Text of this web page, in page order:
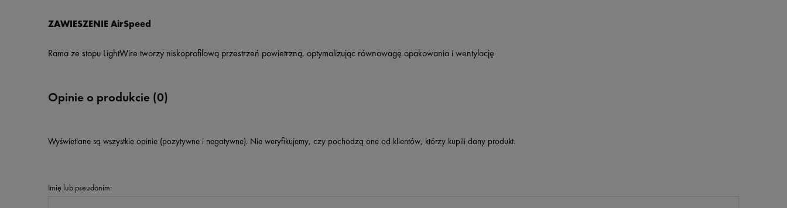
ZAWIESZENIE AirSpeed
Rama ze stopu LightWire tworzy niskoprofilową przestrzeń powietrzną, optymalizując równowagę opakowania i wentylację
Opinie o produkcie (0)
Wyświetlane są wszystkie opinie (pozytywne i negatywne). Nie weryfikujemy, czy pochodzą one od klientów, którzy kupili dany produkt.
Imię lub pseudonim: